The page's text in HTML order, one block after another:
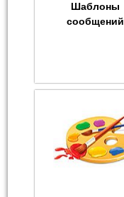
Шаблоны
сообщений